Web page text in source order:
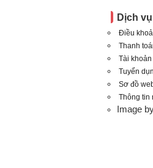
Dịch vụ
Điều
Thanh
Tài khoản
Tuyển
Sơ đồ
Thông tin
Image